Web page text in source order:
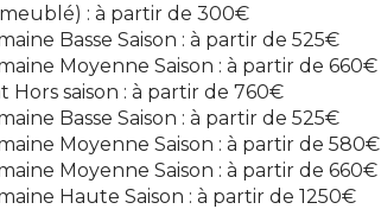
: à partir de 300€
Basse Saison : à partir de 525€
Moyenne Saison : à partir de 660€
saison : à partir de 760€
Basse Saison : à partir de 525€
Moyenne Saison : à partir de 580€
Moyenne Saison : à partir de 660€
Haute Saison : à partir de 1250€